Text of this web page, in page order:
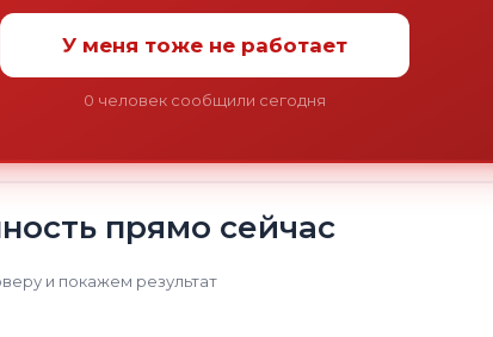
У меня тоже не работает
0 человек сообщили сегодня
прямо сейчас
и покажем результат